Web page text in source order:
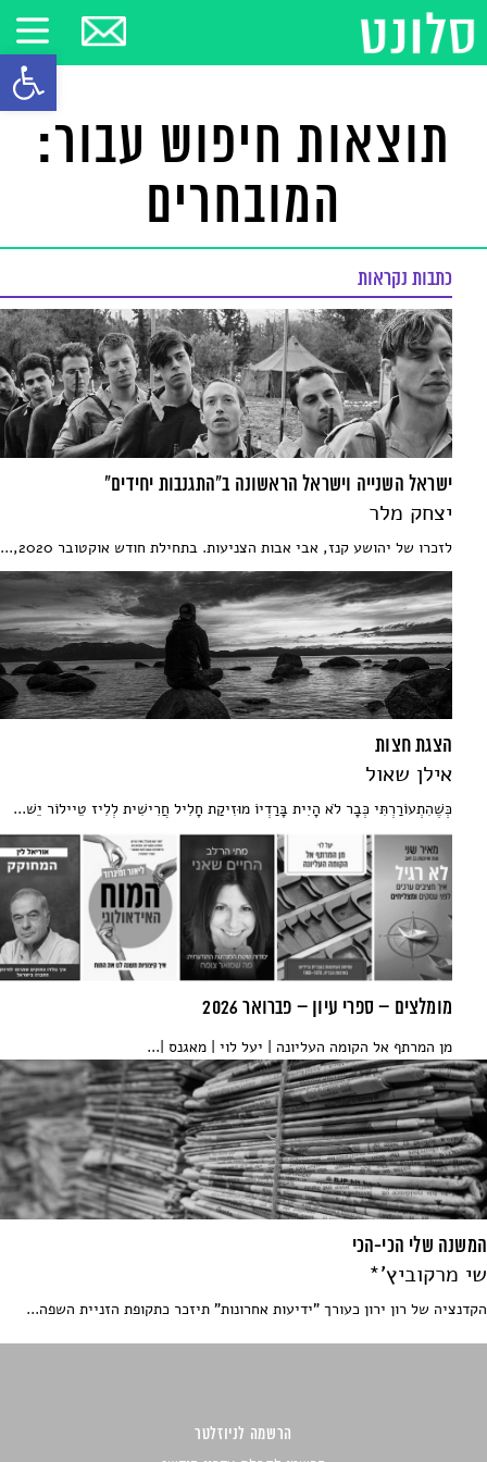
פתח
תוצאות חיפוש עבור:
המובחרים
כתבות נקראות
ישראל השנייה וישראל הראשונה ב"התגנבות יחידים"
יצחק מלר
לזכרו של יהושע קנז, אבי אבות הצניעות. בתחילת חודש אוקטובר 2020,...
הצגת חצות
אילן שאול
כְּשֶׁהִתְעוֹרַרְתִּי כְּבָר לֹא הָיִית בָּרַדְיוֹ מוּזִיקַת חָלִיל חֲרִישִׁית לְלִיז טֵיילוֹר יֵשׁ...
מומלצים – ספרי עיון – פברואר 2026
מן המרתף אל הקומה העליונה | יעל לוי | מאגנס |...
המשנה שלי הכי-הכי
שי מרקוביץ'*
הקדנציה של רון ירון כעורך "ידיעות אחרונות" תיזכר כתקופת הזניית השפה...
הרשמה לניוזלטר